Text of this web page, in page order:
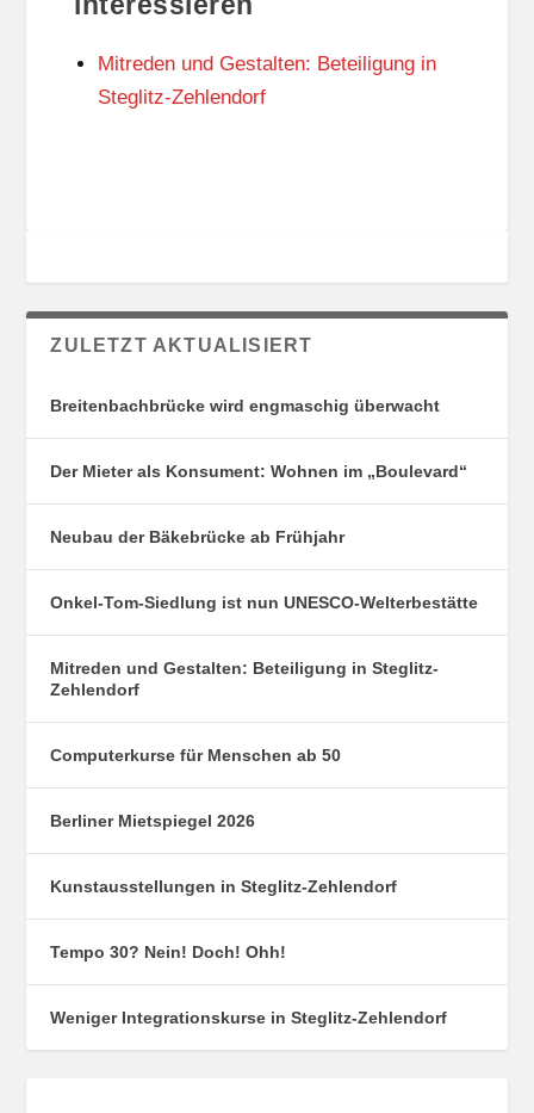
N
S
O
N
Mitreden und Gestalten: Beteiligung in
Steglitz-Zehlendorf
ZULETZT AKTUALISIERT
Breitenbachbrücke wird engmaschig überwacht
Der Mieter als Konsument: Wohnen im „Boulevard“
Neubau der Bäkebrücke ab Frühjahr
Onkel-Tom-Siedlung ist nun UNESCO-Welterbestätte
Mitreden und Gestalten: Beteiligung in Steglitz-
Zehlendorf
Computerkurse für Menschen ab 50
Berliner Mietspiegel 2026
Kunstausstellungen in Steglitz-Zehlendorf
Tempo 30? Nein! Doch! Ohh!
Weniger Integrationskurse in Steglitz-Zehlendorf